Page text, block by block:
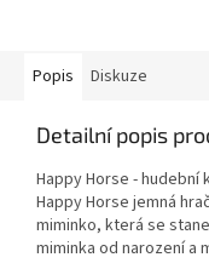
Popis Diskuze
Detailní popis
Happy Horse - hudební
Happy Horse jemná
miminko, která se
miminka od narození a